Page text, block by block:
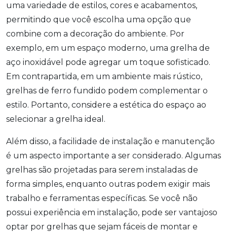
uma variedade de estilos, cores e acabamentos,
permitindo que você escolha uma opção que
combine com a decoração do ambiente. Por
exemplo, em um espaço moderno, uma grelha de
aço inoxidável pode agregar um toque sofisticado.
Em contrapartida, em um ambiente mais rústico,
grelhas de ferro fundido podem complementar o
estilo. Portanto, considere a estética do espaço ao
selecionar a grelha ideal.
Além disso, a facilidade de instalação e manutenção
é um aspecto importante a ser considerado. Algumas
grelhas são projetadas para serem instaladas de
forma simples, enquanto outras podem exigir mais
trabalho e ferramentas específicas. Se você não
possui experiência em instalação, pode ser vantajoso
optar por grelhas que sejam fáceis de montar e